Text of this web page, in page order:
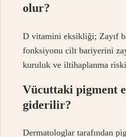
olur?
D vitamini eksikliği; Zayıf
fonksiyonu cilt bariyerini
kuruluk ve iltihaplanma
Vücuttaki pigment
giderilir?
Dermatologlar tarafından